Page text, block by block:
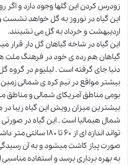
زودرس کردن این گلها وجود دارد و
این گیاه در نوروز به گل خواهد نشست
اردیبهشت و خرداد به گل می نشینند.
این گیاه در شاخه گیاهان گل دار قرار
گیاهان هم رده ی خود در فرهنگ ملت
دنیا جای گرفته است . لیلیوم در گروه
بیشتر مواقع در نیم کره ی شمالی
بومی مناطق آمریکای شمالی و مناطق
بیشترین میزان رویش این گیاه زیبا
شمال هیمالیا است . این گیاه در
تواند اندازه ای از ۶۰ تا
صورت پیاز کاشت میشود و به آن
به بهره برداری برسد و استفاده مناسبی